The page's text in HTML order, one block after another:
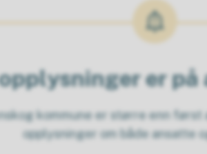
er
kommune er større enn
opplysninger om både ansatte